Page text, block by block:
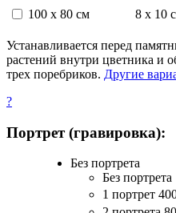
100 х 80 см
8 х 10
Устанавливается перед
растений внутри цветника и
трех поребриков. Другие
?
Портрет (гравировка):
Без портрета
Без портрета
1 портрет